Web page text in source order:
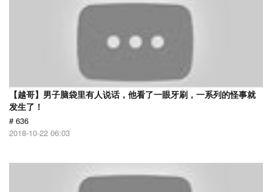
【越哥】男子脑袋里有人说话，他看了一眼牙刷，一系列的怪事就
发生了！
# 636
2018-10-22 06:03